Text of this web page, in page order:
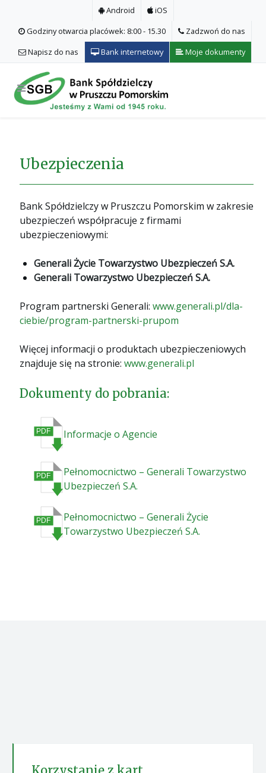
Android
iOS
Godziny otwarcia placówek: 8:00 - 15.30
Zadzwoń do nas
Napisz do nas
Bank internetowy Moje dokumenty
Ubezpieczenia
Bank Spółdzielczy w Pruszczu Pomorskim w zakresie
ubezpieczeń współpracuje z firmami
ubezpieczeniowymi:
Generali Życie Towarzystwo Ubezpieczeń S.A.
Generali Towarzystwo Ubezpieczeń S.A.
Program partnerski Generali: www.generali.pl/dla-
ciebie/program-partnerski-prupom
Więcej informacji o produktach ubezpieczeniowych
znajduje się na stronie: www.generali.pl
Dokumenty do pobrania:
Informacje o Agencie
Pełnomocnictwo – Generali Towarzystwo
Ubezpieczeń S.A.
Pełnomocnictwo – Generali Życie
Towarzystwo Ubezpieczeń S.A.